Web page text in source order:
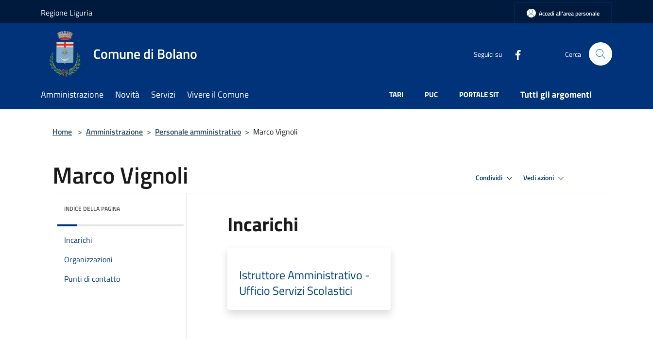
Regione Liguria Accedi all'area personale
Comune di Bolano Seguici su Cerca
Amministrazione Novità Servizi Vivere il Comune TARI PUC PORTALE SIT Tutti gli argomenti
Home > Amministrazione > Personale amministrativo > Marco Vignoli
Marco Vignoli Condividi Vedi azioni
INDICE DELLA PAGINA
Incarichi
Organizzazioni
Punti di contatto
Incarichi
Istruttore Amministrativo -
Ufficio Servizi Scolastici